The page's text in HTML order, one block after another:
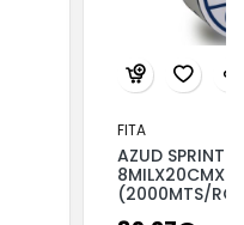
FITA
AZUD SPRINT
(2000MTS/